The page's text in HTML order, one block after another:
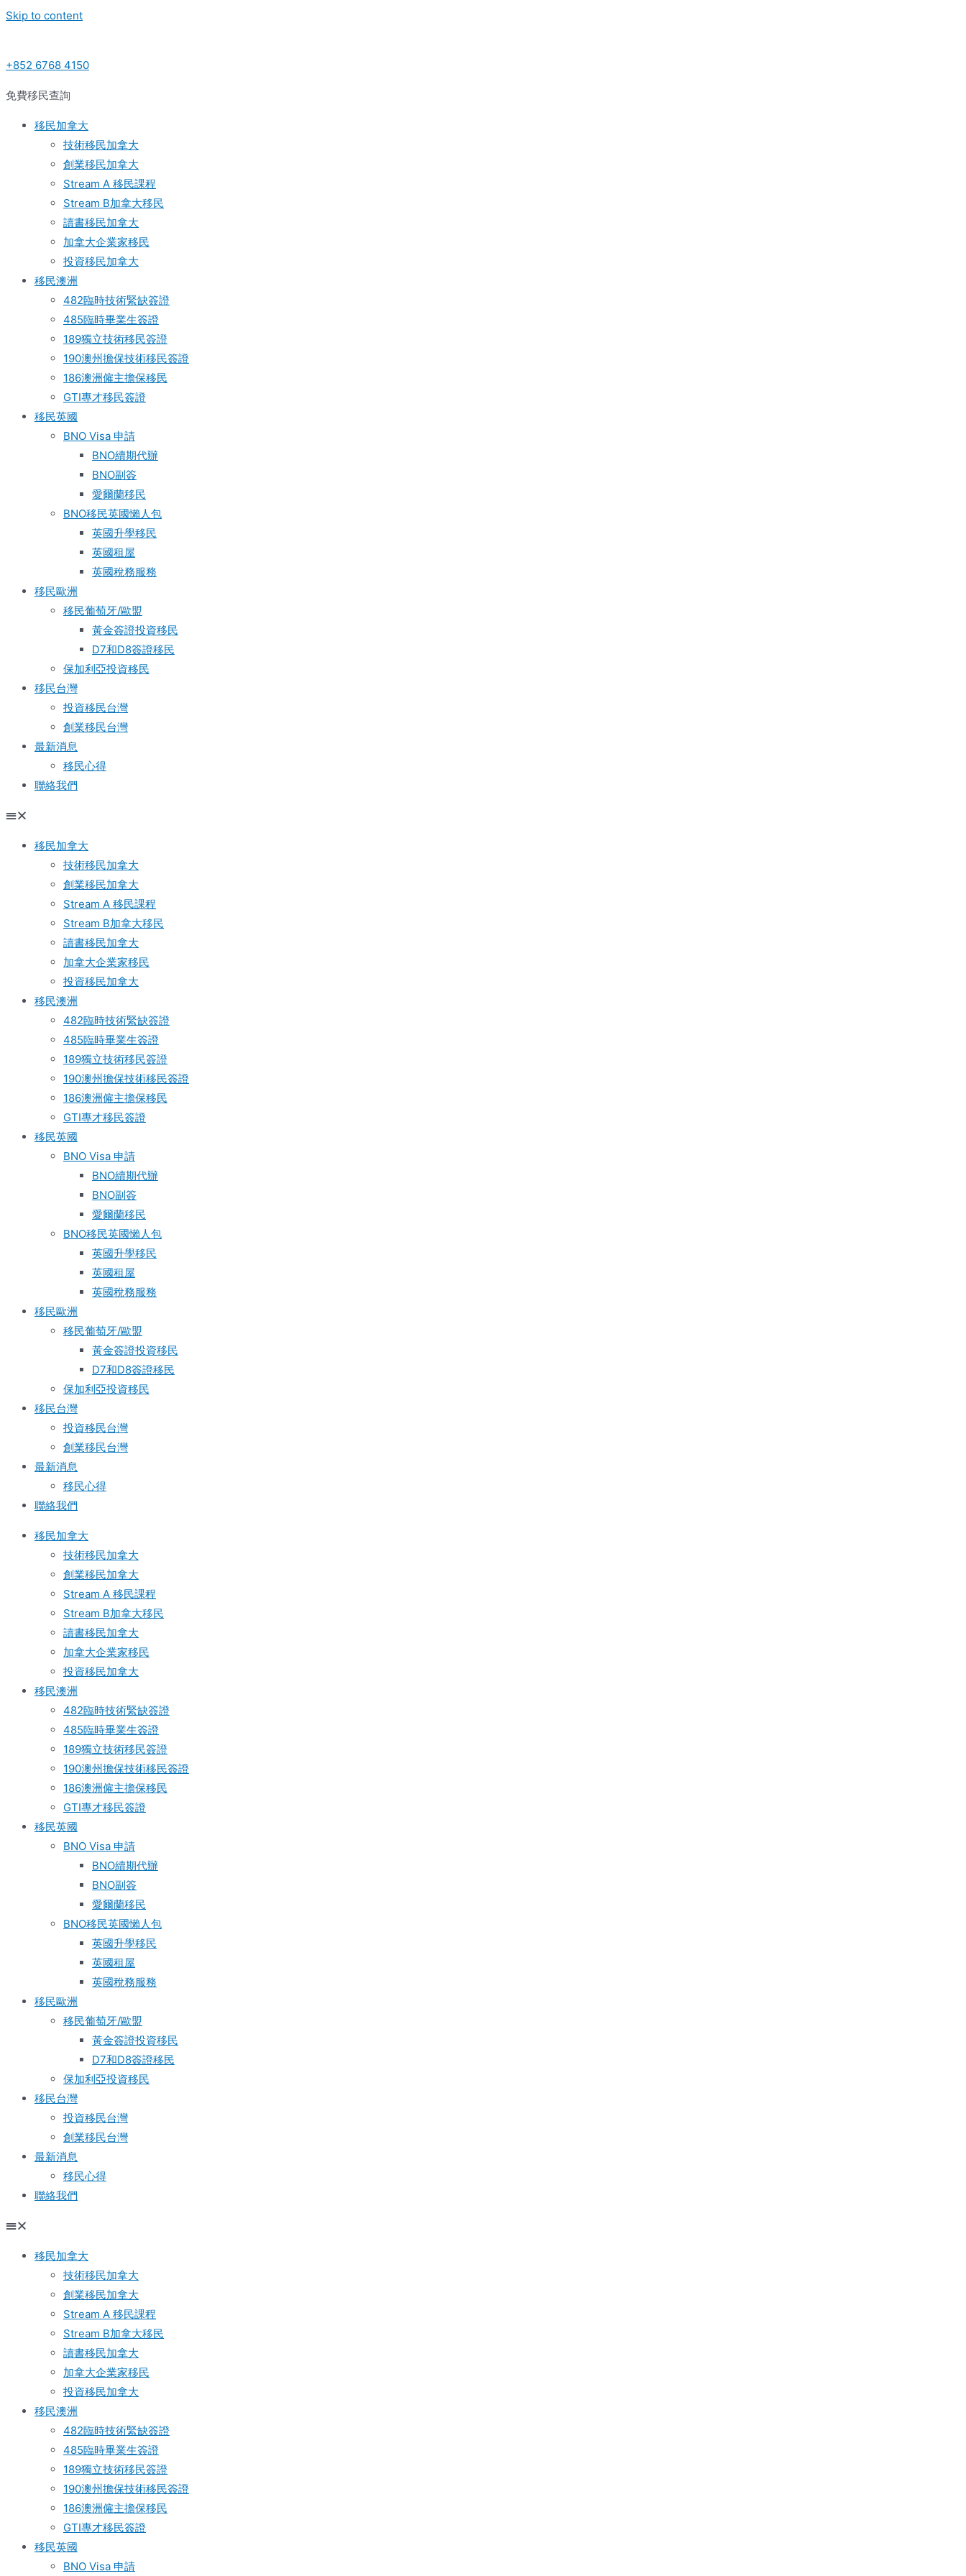
Skip to content
+852 6768 4150
免費移民查詢
移民加拿大
技術移民加拿大
創業移民加拿大
Stream A 移民課程
Stream B加拿大移民
讀書移民加拿大
加拿大企業家移民
投資移民加拿大
移民澳洲
482臨時技術緊缺簽證
485臨時畢業生簽證
189獨立技術移民簽證
190澳州擔保技術移民簽證
186澳洲僱主擔保移民
GTI專才移民簽證
移民英國
BNO Visa 申請
BNO續期代辦
BNO副簽
愛爾蘭移民
BNO移民英國懶人包
英國升學移民
英國租屋
英國稅務服務​
移民歐洲
移民葡萄牙/歐盟
黃金簽證投資移民
D7和D8簽證移民
保加利亞投資移民
移民台灣
投資移民台灣
創業移民台灣
最新消息
移民心得
聯絡我們
移民加拿大
技術移民加拿大
創業移民加拿大
Stream A 移民課程
Stream B加拿大移民
讀書移民加拿大
加拿大企業家移民
投資移民加拿大
移民澳洲
482臨時技術緊缺簽證
485臨時畢業生簽證
189獨立技術移民簽證
190澳州擔保技術移民簽證
186澳洲僱主擔保移民
GTI專才移民簽證
移民英國
BNO Visa 申請
BNO續期代辦
BNO副簽
愛爾蘭移民
BNO移民英國懶人包
英國升學移民
英國租屋
英國稅務服務​
移民歐洲
移民葡萄牙/歐盟
黃金簽證投資移民
D7和D8簽證移民
保加利亞投資移民
移民台灣
投資移民台灣
創業移民台灣
最新消息
移民心得
聯絡我們
移民加拿大
技術移民加拿大
創業移民加拿大
Stream A 移民課程
Stream B加拿大移民
讀書移民加拿大
加拿大企業家移民
投資移民加拿大
移民澳洲
482臨時技術緊缺簽證
485臨時畢業生簽證
189獨立技術移民簽證
190澳州擔保技術移民簽證
186澳洲僱主擔保移民
GTI專才移民簽證
移民英國
BNO Visa 申請
BNO續期代辦
BNO副簽
愛爾蘭移民
BNO移民英國懶人包
英國升學移民
英國租屋
英國稅務服務​
移民歐洲
移民葡萄牙/歐盟
黃金簽證投資移民
D7和D8簽證移民
保加利亞投資移民
移民台灣
投資移民台灣
創業移民台灣
最新消息
移民心得
聯絡我們
移民加拿大
技術移民加拿大
創業移民加拿大
Stream A 移民課程
Stream B加拿大移民
讀書移民加拿大
加拿大企業家移民
投資移民加拿大
移民澳洲
482臨時技術緊缺簽證
485臨時畢業生簽證
189獨立技術移民簽證
190澳州擔保技術移民簽證
186澳洲僱主擔保移民
GTI專才移民簽證
移民英國
BNO Visa 申請